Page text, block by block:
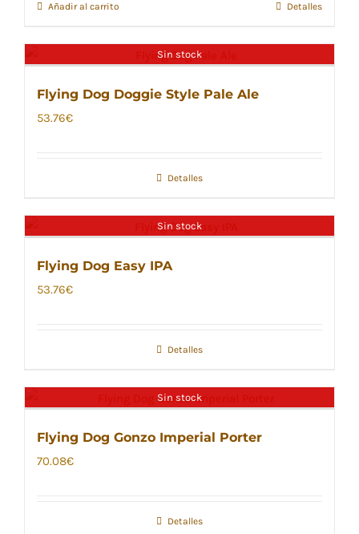
era:
es:
Añadir al carrito Detalles
Sin stock
Flying Dog Doggie Style Pale Ale
53.76€
Detalles
Sin stock
Flying Dog Easy IPA
53.76€
Detalles
Sin stock
Flying Dog Gonzo Imperial Porter
70.08€
Detalles